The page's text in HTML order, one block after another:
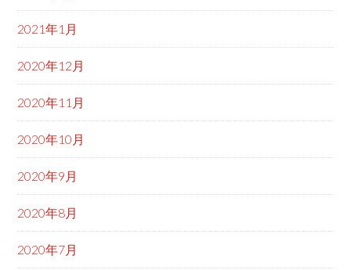
2021年1月
2020年12月
2020年11月
2020年10月
2020年9月
2020年8月
2020年7月